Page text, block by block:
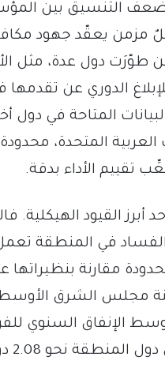
التنسيق بين
مزمن يعقّد جهود
طوّرَت دول عدة، مثل
الدوري عن تقدمها
المتاحة في دول
العربية المتحدة،
تقييم الأداء بدقة.
أبرز القيود الهيكلية.
في المنطقة تعمل
مقارنة بنظيراتها
مجلس الشرق
الإنفاق السنوي
هذه